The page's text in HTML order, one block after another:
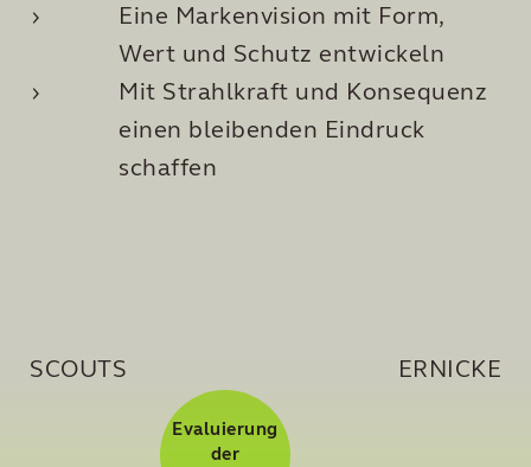
Eine Markenvision mit Form,
Wert und Schutz entwickeln
Mit Strahlkraft und Konsequenz
einen bleibenden Eindruck
schaffen
SCOUTS
Evaluierung
der
ERNICKE